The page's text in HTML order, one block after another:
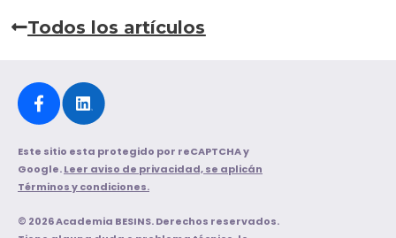
Todos los artículos
Este sitio esta protegido por reCAPTCHA y
Google.Leer aviso de privacidad, se aplicán
Términos y condiciones.
© 2026 Academia BESINS. Derechos reservados.